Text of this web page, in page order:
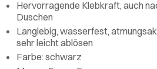
Hervorragende Klebkraft, auch
Duschen
Langlebig, wasserfest,
sehr leicht ablösen
Farbe: schwarz